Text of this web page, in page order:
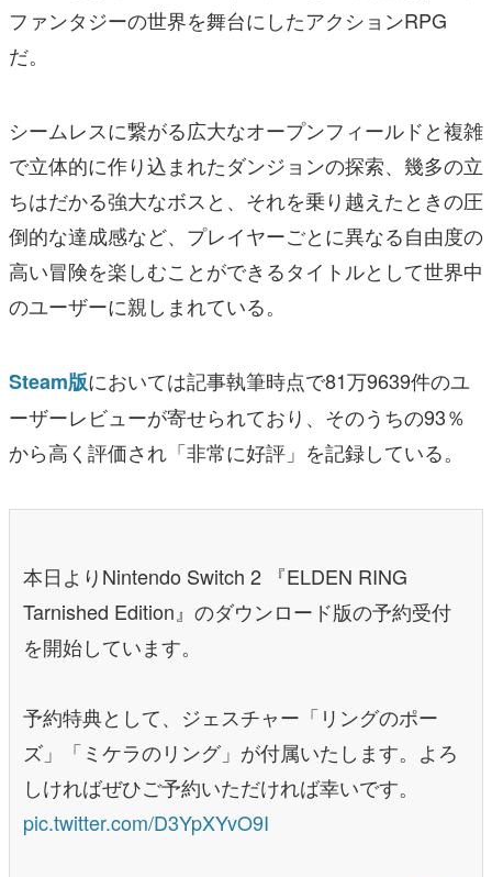
ファンタジーの世界を舞台にしたアクションRPG
だ。
シームレスに繋がる広大なオープンフィールドと複雑
で立体的に作り込まれたダンジョンの探索、幾多の立
ちはだかる強大なボスと、それを乗り越えたときの圧
倒的な達成感など、プレイヤーごとに異なる自由度の
高い冒険を楽しむことができるタイトルとして世界中
のユーザーに親しまれている。
Steam版においては記事執筆時点で81万9639件のユ
ーザーレビューが寄せられており、そのうちの93％
から高く評価され「非常に好評」を記録している。
本日よりNintendo Switch 2 『ELDEN RING
Tarnished Edition』のダウンロード版の予約受付
を開始しています。
予約特典として、ジェスチャー「リングのポー
ズ」「ミケラのリング」が付属いたします。よろ
しければぜひご予約いただければ幸いです。
pic.twitter.com/D3YpXYvO9I